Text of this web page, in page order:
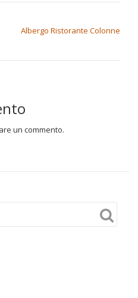
Albergo Ristorante Colonne
un commento.